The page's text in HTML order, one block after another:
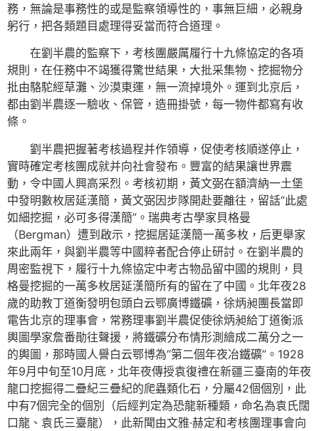
務，無論是事務性的或是監察領導性的，事無巨細，必親身
躬行，把各類題目處理得妥當而符合道理。
在劉半農的監察下，考核團嚴厲履行十九條協定的各項
規則，在任務中不竭獲得驚世結果，大批采集物、挖掘物分
批由駱駝經草灘、沙漠東運，無一流掉境外。運到北京后，
都由劉半農逐一驗收、保管，造冊掛號，每一物件都寫有收
條。
劉半農把握著考核過程并作領導，促使考核順遂停止，
實時確定考核團成就并向社會發布。豐富的結果讓世界震
動，令中國人興高采烈。考核初期，黃文弼在額濟納一土堡
中發明數枚居延漢簡，黃文弼因步隊開赴要離往，留話“此處
如細挖掘，必可多得漢簡”。瑞典考古學家貝格曼
（Bergman）遭到啟示，挖掘居延漢簡一萬多枚，后更舉家
來此兩年，與劉半農等中國粹者配合停止研討。在劉半農的
周密監視下，履行十九條協定中考古物品留中國的規則，貝
格曼挖掘的一萬多枚居延漢簡所有的留在了中國。北年夜28
歲的助教丁道衡發明包頭白云鄂廣博鐵礦，徐炳昶團長當即
電告北京的理事會，常務理事劉半農促使徐炳昶給丁道衡派
輿圖學家詹番勛往聲援，將鐵礦分布情形測繪成二萬分之一
的輿圖，那時國人譽白云鄂博為“第二個年夜冶鐵礦”。1928
年9月中旬至10月底，北年夜傳授袁復禮在新疆三臺南的年夜
龍口挖掘得二疊紀三疊紀的爬蟲類化石，分屬42個個別，此
中有7個完全的個別（后經判定為恐龍新種類，命名為袁氏闊
口龍、袁氏三臺龍），此新聞由文雅·赫定和考核團理事會向